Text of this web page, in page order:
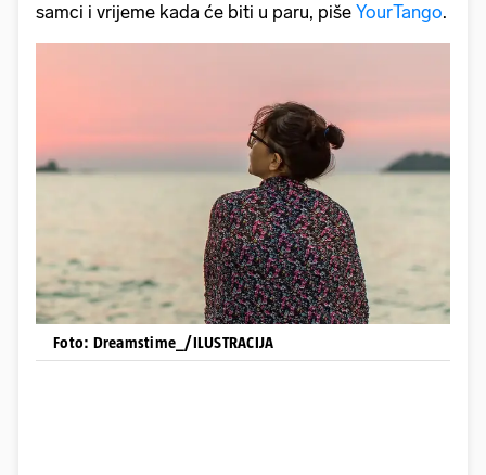
samci i vrijeme kada će biti u paru, piše YourTango.
Foto: Dreamstime_/ILUSTRACIJA